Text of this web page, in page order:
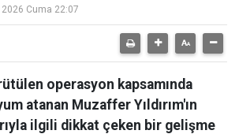
Cuma 22:07
operasyon kapsamında
atanan Muzaffer Yıldırım'ın
ilgili dikkat çeken bir gelişme